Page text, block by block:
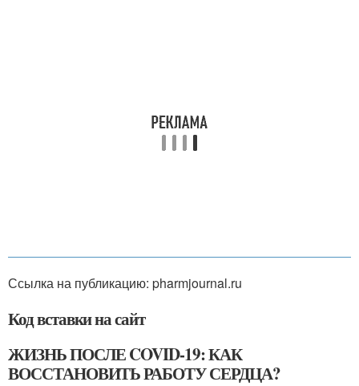
Ссылка на публикацию: pharmjournal.ru
Код вставки на сайт
ЖИЗНЬ ПОСЛЕ COVID-19: КАК
ВОССТАНОВИТЬ РАБОТУ СЕРДЦА?